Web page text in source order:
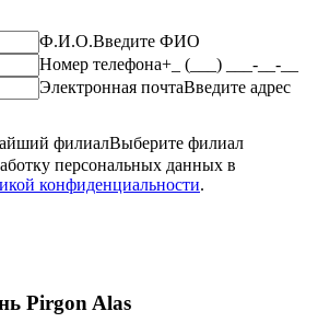
Ф.И.О.Введите ФИО
Номер телефона+_ (___) ___-__-__
Электронная почтаВведите адрес
филиалВыберите филиал
персональных данных в
конфиденциальности.
Pirgon Alas